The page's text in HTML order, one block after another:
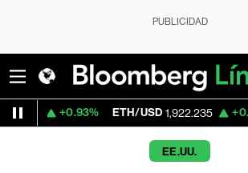
PUBLICIDAD
ETH/USD 1,922.235 +0.86% Visa
EE.UU.